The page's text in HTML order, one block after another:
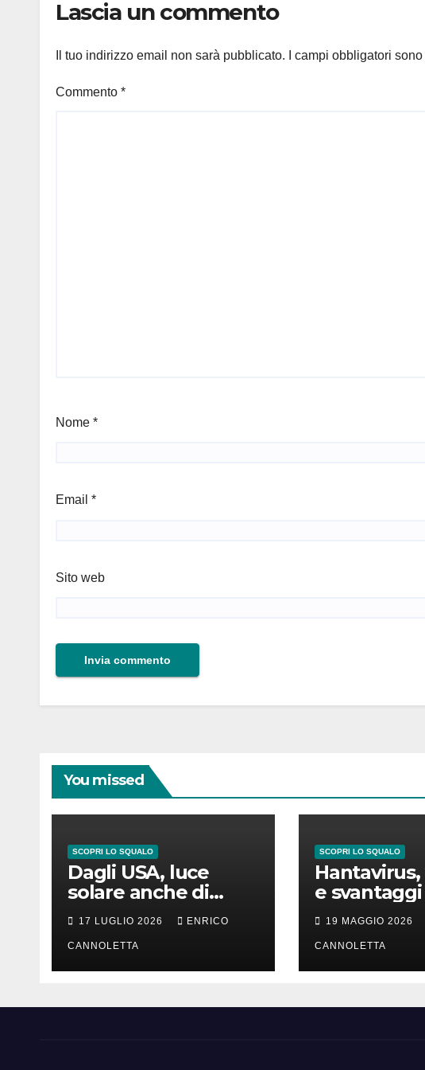
Lascia un commento
Il tuo indirizzo email non sarà pubblicato. I campi obbligatori
Commento *
Nome *
Email *
Sito web
You missed
SCOPRI LO SQUALO
Dagli USA, luce
solare anche di
notte
17 LUGLIO 2026 ENRICO
CANNOLETTA
SCOPRI LO SQUALO
e
lunga
19 MAGGIO 2026
CANNOLETTA